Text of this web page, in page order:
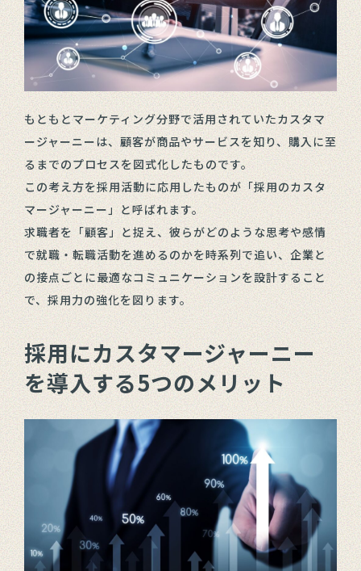
もともとマーケティング分野で活用されていたカスタマ
ージャーニーは、顧客が商品やサービスを知り、購入に至
るまでのプロセスを図式化したものです。
この考え方を採用活動に応用したものが「採用のカスタ
マージャーニー」と呼ばれます。
求職者を「顧客」と捉え、彼らがどのような思考や感情
で就職・転職活動を進めるのかを時系列で追い、企業と
の接点ごとに最適なコミュニケーションを設計すること
で、採用力の強化を図ります。
採用にカスタマージャーニー
を導入する5つのメリット